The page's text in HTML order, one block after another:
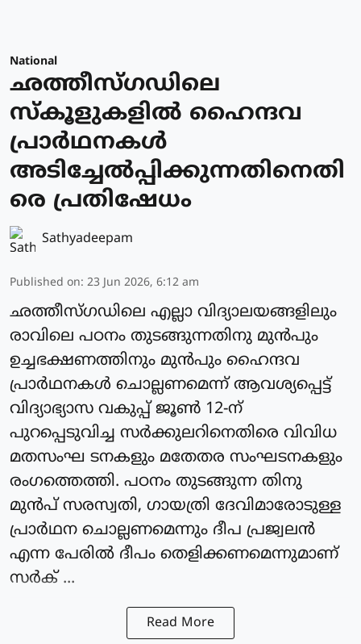
National
ഛത്തീസ്ഗഡിലെ
സ്‌കൂളുകളില്‍ ഹൈന്ദവ
പ്രാർഥനകള്‍
അടിച്ചേല്‍പ്പിക്കുന്നതിനെതി
രെ പ്രതിഷേധം
Sathyadeepam
Published on: 23 Jun 2026, 6:12 am
ഛത്തീസ്ഗഡിലെ എല്ലാ വിദ്യാലയങ്ങളിലും
രാവിലെ പഠനം തുടങ്ങുന്നതിനു മുന്‍പും
ഉച്ചഭക്ഷണത്തിനും മുന്‍പും ഹൈന്ദവ
പ്രാർഥനകള്‍ ചൊല്ലണമെന്ന് ആവശ്യപ്പെട്ട്
വിദ്യാഭ്യാസ വകുപ്പ് ജൂണ്‍ 12-ന്
പുറപ്പെടുവിച്ച സര്‍ക്കുലറിനെതിരെ വിവിധ
മതസംഘ ടനകളും മതേതര സംഘടനകളും
രംഗത്തെത്തി. പഠനം തുടങ്ങുന്ന തിനു
മുന്‍പ് സരസ്വതി, ഗായത്രി ദേവിമാരോടുള്ള
പ്രാർഥന ചൊല്ലണമെന്നും ദീപ പ്രജ്വലന്‍
എന്ന പേരില്‍ ദീപം തെളിക്കണമെന്നുമാണ്
സര്‍ക് ...
Read More